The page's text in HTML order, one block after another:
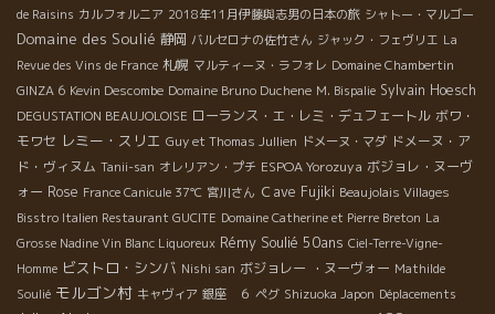
de Raisins カルフォルニア 2018年11月伊藤與志男の日本の旅 シャトー・マルゴー
Domaine des Soulié 静岡 バルセロナの佐竹さん ジャック・フェヴリエ La
Revue des Vins de France 札幌 マルティーヌ・ラフォレ Domaine Chambertin
GINZA 6 Kevin Descombe Domaine Bruno Duchene M. Bispalie Sylvain Hoesch
DEGUSTATION BEAUJOLOISE ローランス・エ・レミ・デュフェートル ボワ・
モワセ レミー・スリエ Guy et Thomas Jullien ドメーヌ・マダ ドメーヌ・ア
ド・ヴィヌム Tanii-san オレリアン・プチ ESPOA Yorozuya ボジョレ・ヌーヴ
ォー Rose France Canicule 37℃ 宮川さん Ｃave Fujiki Beaujolais Villages
Bisstro Italien Restaurant GUCITE Domaine Catherine et Pierre Breton La
Grosse Nadine Vin Blanc Liquoreux Rémy Soulié 50ans Ciel-Terre-Vigne-
Homme ビストロ・シンバ Nishi san ボジョレー ・ヌーヴォー Mathilde
Soulié モルゴン村 キャヴィア 銀座 ６ ペグ Shizuoka Japon Déplacements